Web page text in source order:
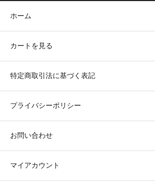
ホーム
カートを見る
特定商取引法に基づく表記
プライバシーポリシー
お問い合わせ
マイアカウント